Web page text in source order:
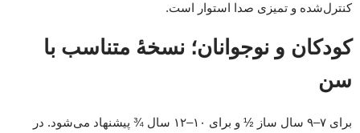
کنترل‌شده و تمیزی صدا استوار است.
کودکان و نوجوانان؛ نسخهٔ متناسب با
سن
برای ۷–۹ سال ساز ½ و برای ۱۰–۱۲ سال ¾ پیشنهاد می‌شود. در